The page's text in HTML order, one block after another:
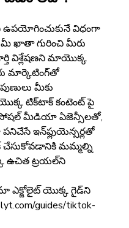
విధంగా
మీ ఖాతా గురించి మీరు
విశ్లేషణని మాయొక్క
మార్కెటింగ్‌తో
మీకు
యొక్క టిక్‌టాక్‌ కంటెంట్ పై
సోషల్ మీడియా ఏజెన్సీలతో,
ఇన్‌ఫ్లుయెన్సర్లతో
చేసుకోవడానికి మమ్మల్ని
ఉచిత ట్రయల్‌ని
ఎక్జోలైట్ యొక్క గైడ్‌ని
guides/tiktok-